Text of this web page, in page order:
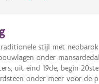
stijl met
onder
uit eind 19de, begin
onder meer voor de